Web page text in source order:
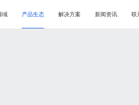
域 产品生态 解决方案 新闻资讯 联